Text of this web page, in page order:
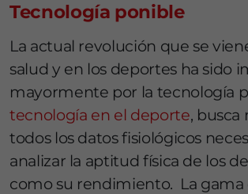
Tecnología ponible
La actual revolución que se
salud y en los deportes ha sido
mayormente por la tecnología
tecnología en el deporte,
todos los datos fisiológicos
analizar la aptitud física de los
como su rendimiento. La gama